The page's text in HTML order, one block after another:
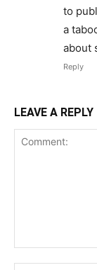
to
a
about
Reply
LEAVE A REPLY